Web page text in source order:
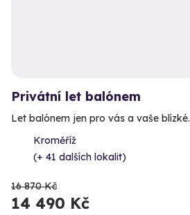
Privátní let balónem
Let balónem jen pro vás a vaše blízké.
Kroměříž
(+ 41 dalších lokalit)
16 870 Kč
14 490 Kč